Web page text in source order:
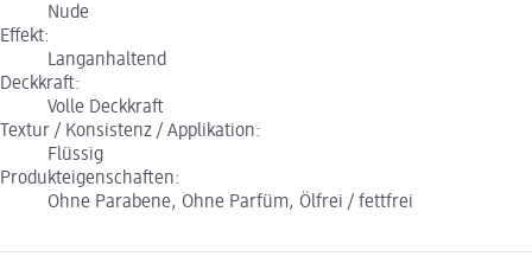
Nude
Effekt:
Langanhaltend
Deckkraft:
Volle Deckkraft
Textur / Konsistenz / Applikation:
Flüssig
Produkteigenschaften:
Ohne Parabene, Ohne Parfüm, Ölfrei / fettfrei